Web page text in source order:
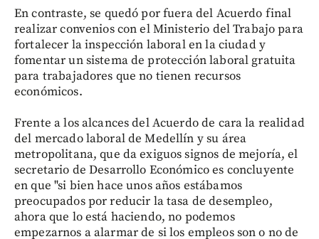
En contraste, se quedó por fuera del Acuerdo final
realizar convenios con el Ministerio del Trabajo para
fortalecer la inspección laboral en la ciudad y
fomentar un sistema de protección laboral gratuita
para trabajadores que no tienen recursos
económicos.
Frente a los alcances del Acuerdo de cara la realidad
del mercado laboral de Medellín y su área
metropolitana, que da exiguos signos de mejoría, el
secretario de Desarrollo Económico es concluyente
en que "si bien hace unos años estábamos
preocupados por reducir la tasa de desempleo,
ahora que lo está haciendo, no podemos
empezarnos a alarmar de si los empleos son o no de